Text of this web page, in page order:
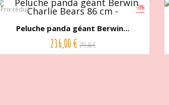
-20%
Prix réduit
Peluche panda géant Berwin...
236,00 € 295,00 €